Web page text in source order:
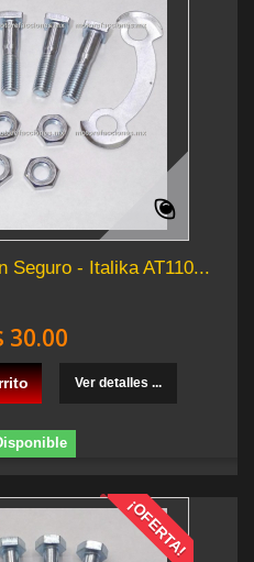
Seguro - Italika AT110...
30.00
Ver detalles ...
¡OFERTA!